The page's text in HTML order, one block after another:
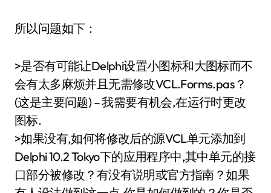
所以问题如下：
>是否有可能让Delphi设置小图标和大图标而不
会有太多麻烦并且无需修改VCL.Forms.pas？
(这是主要问题) – 我需要有机会,在运行时更改
图标.
>如果没有,如何将修改后的源VCL单元添加到
Delphi 10.2 Tokyo下的应用程序中,其中单元的接
口部分被修改？有没有说明或官方指南？如果